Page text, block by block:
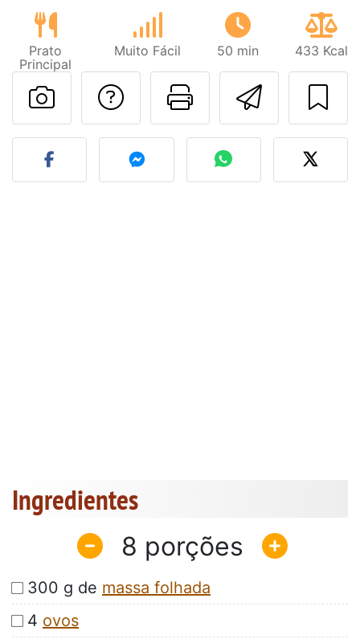
Prato
Principal
Muito Fácil 50 min 433 Kcal
Imprima
Falar com o autor
Fez esta receita?
Ingredientes
8
300 g de massa folhada
4 ovos